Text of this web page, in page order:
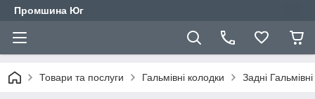
Промшина Юг
Товари та послуги Гальмівні колодки Задні